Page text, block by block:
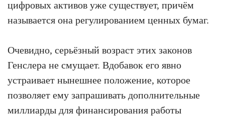
цифровых активов уже существует, причём
называется она регулированием ценных бумаг.
Очевидно, серьёзный возраст этих законов
Генслера не смущает. Вдобавок его явно
устраивает нынешнее положение, которое
позволяет ему запрашивать дополнительные
миллиарды для финансирования работы